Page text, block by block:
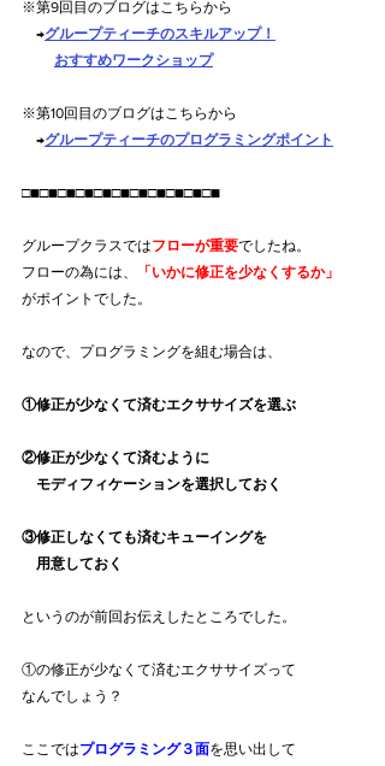
※第9回目のブログはこちらから
→グループティーチのスキルアップ！
おすすめワークショップ
※第10回目のブログはこちらから
→グループティーチのプログラミングポイント
□■□■□■□■□■□■□■□■□■□■□■
グループクラスではフローが重要でしたね。
フローの為には、
「いかに修正を少なくするか」
がポイントでした。
なので、プログラミングを組む場合は、
①修正が少なくて済むエクササイズを選ぶ
②修正が少なくて済むように
モディフィケーションを選択しておく
③修正しなくても済むキューイングを
用意しておく
というのが前回お伝えしたところでした。
①の修正が少なくて済むエクササイズって
なんでしょう？
ここではプログラミング３面を思い出して